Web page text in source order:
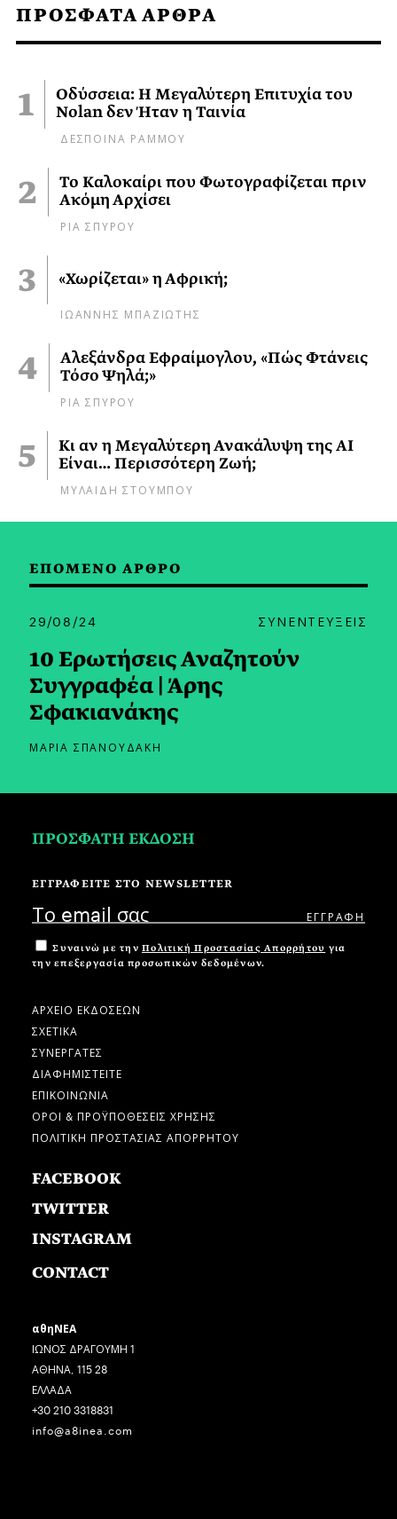
ΠΡΟΣΦΑΤΑ ΑΡΘΡΑ
Οδύσσεια: Η Μεγαλύτερη Επιτυχία του
Nolan δεν Ήταν η Ταινία
ΔΕΣΠΟΙΝΑ ΡΑΜΜΟΥ
Το Καλοκαίρι που Φωτογραφίζεται πριν
Ακόμη Αρχίσει
ΡΙΑ ΣΠΥΡΟΥ
«Χωρίζεται» η Αφρική;
ΙΩΑΝΝΗΣ ΜΠΑΖΙΩΤΗΣ
Αλεξάνδρα Εφραίμογλου, «Πώς Φτάνεις
Τόσο Ψηλά;»
ΡΙΑ ΣΠΥΡΟΥ
Κι αν η Μεγαλύτερη Ανακάλυψη της AI
Είναι… Περισσότερη Ζωή;
ΜΥΛΑΙΔΗ ΣΤΟΥΜΠΟΥ
ΕΠΟΜΕΝΟ ΑΡΘΡΟ
29/08/24 ΣΥΝΕΝΤΕΥΞΕΙΣ
10 Ερωτήσεις Αναζητούν
Συγγραφέα | Άρης
Σφακιανάκης
ΜΑΡΙΑ ΣΠΑΝΟΥΔΑΚΗ
ΠΡΟΣΦΑΤΗ ΕΚΔΟΣΗ
ΕΓΓΡΑΦΕΙΤΕ ΣΤΟ NEWSLETTER
Συναινώ με την Πολιτική Προστασίας Απορρήτου για
την επεξεργασία προσωπικών δεδομένων.
ΑΡΧΕΙΟ ΕΚΔΟΣΕΩΝ
ΣΧΕΤΙΚΑ
ΣΥΝΕΡΓΑΤΕΣ
ΔΙΑΦΗΜΙΣΤΕΙΤΕ
ΕΠΙΚΟΙΝΩΝΙΑ
ΟΡΟΙ & ΠΡΟΫΠΟΘΕΣΕΙΣ ΧΡΗΣΗΣ
ΠΟΛΙΤΙΚΗ ΠΡΟΣΤΑΣΙΑΣ ΑΠΟΡΡΗΤΟΥ
FACEBOOK
TWITTER
INSTAGRAM
CONTACT
αθηΝΕΑ
ΙΩΝΟΣ ΔΡΑΓΟΥΜΗ 1
ΑΘΗΝΑ, 115 28
ΕΛΛΑΔΑ
+30 210 3318831
info@a8inea.com